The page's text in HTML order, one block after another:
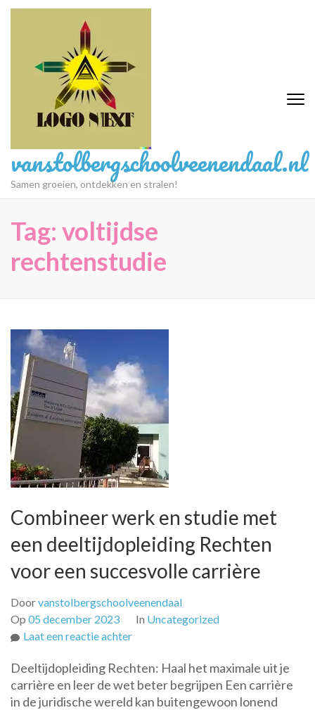
Ga
vanstolbergschoolveenendaal.nl
Samen groeien, ontdekken en stralen!
Tag: voltijdse
rechtenstudie
Combineer werk en studie met
een deeltijdopleiding Rechten
voor een succesvolle carrière
Doorvanstolbergschoolveenendaal
Op 05 december 2023 In Uncategorized
Laat een reactie achterop
werk
en
studie
Deeltijdopleiding Rechten: Haal het maximale uit je
carrière en leer de wet beter begrijpen Een carrière
in de juridische wereld kan buitengewoon lonend